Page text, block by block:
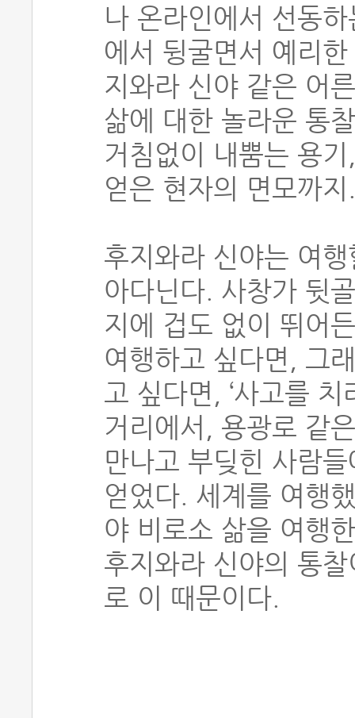
나 온라인에서 선동
에서 뒹굴면서 예리
지와라 신야 같은 어
삶에 대한 놀라운 통
거침없이 내뿜는 용
얻은 현자의 면모까지.
후지와라 신야는 여
아다닌다. 사창가 뒷
지에 겁도 없이 뛰어
여행하고 싶다면, 그
고 싶다면, ‘사고를
거리에서, 용광로 같
만나고 부딪힌 사람
얻었다. 세계를 여행
야 비로소 삶을 여행
후지와라 신야의 통
로 이 때문이다.